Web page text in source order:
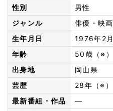
性別
男性
ジャンル
俳優・映
生年月日
1976年2
年齢
50歳（※）
出身地
岡山県
芸歴
28年（※）
最新番組・作品
—